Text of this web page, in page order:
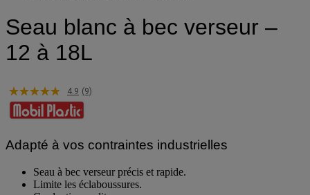
Seau blanc à bec verseur –
12 à 18L
4.9 (9)
Adapté à vos contraintes industrielles
Seau à bec verseur précis et rapide.
Limite les éclaboussures.